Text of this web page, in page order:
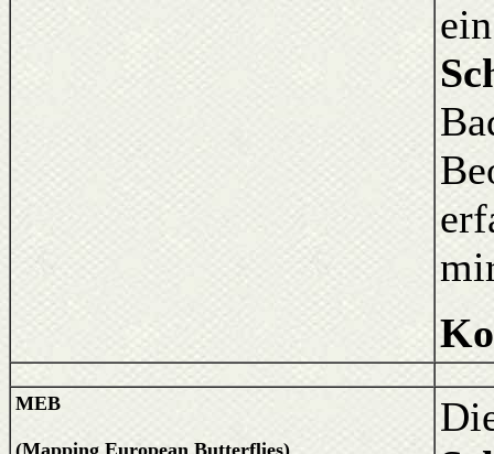
MEB
(Mapping European Butterflies)